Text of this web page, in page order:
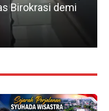
Birokrasi demi